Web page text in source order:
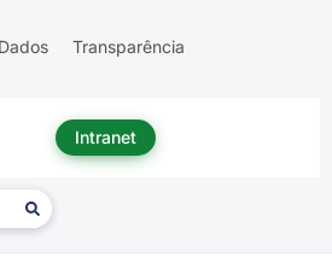
Transparência
Intranet